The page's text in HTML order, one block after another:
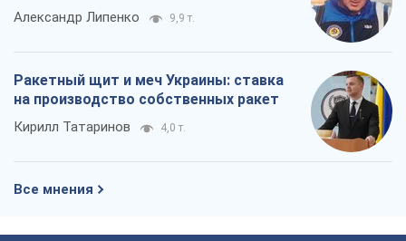
Александр Липенко 9,9 т.
Ракетный щит и меч Украины: ставка
на производство собственных ракет
Кирилл Татаринов 4,0 т.
Все мнения